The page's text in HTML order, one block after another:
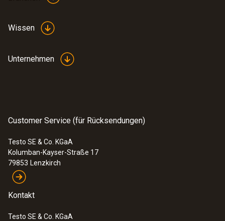
Wissen
Unternehmen
Customer Service (für Rücksendungen)
Testo SE & Co. KGaA
Kolumban-Kayser-Straße 17
79853 Lenzkirch
Kontakt
Testo SE & Co. KGaA